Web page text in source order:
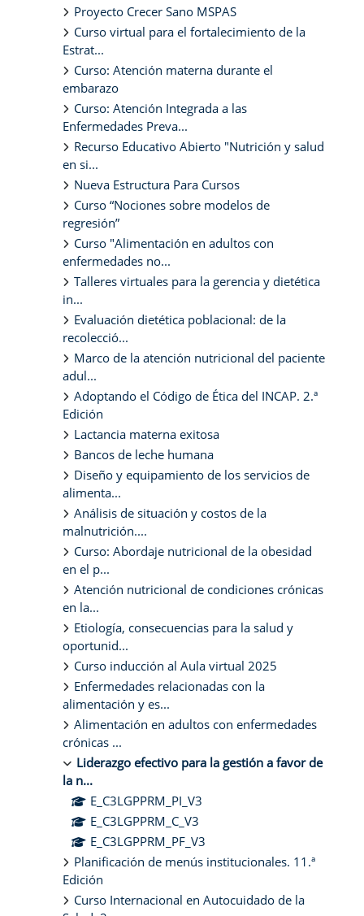
Proyecto Crecer Sano MSPAS
Curso virtual para el fortalecimiento de la
Estrat...
Curso: Atención materna durante el
embarazo
Curso: Atención Integrada a las
Enfermedades Preva...
Recurso Educativo Abierto "Nutrición y salud
en si...
Nueva Estructura Para Cursos
Curso “Nociones sobre modelos de
regresión”
Curso "Alimentación en adultos con
enfermedades no...
Talleres virtuales para la gerencia y dietética
in...
Evaluación dietética poblacional: de la
recolecció...
Marco de la atención nutricional del paciente
adul...
Adoptando el Código de Ética del INCAP. 2.ª
Edición
Lactancia materna exitosa
Bancos de leche humana
Diseño y equipamiento de los servicios de
alimenta...
Análisis de situación y costos de la
malnutrición....
Curso: Abordaje nutricional de la obesidad
en el p...
Atención nutricional de condiciones crónicas
en la...
Etiología, consecuencias para la salud y
oportunid...
Curso inducción al Aula virtual 2025
Enfermedades relacionadas con la
alimentación y es...
Alimentación en adultos con enfermedades
crónicas ...
Liderazgo efectivo para la gestión a favor de
la n...
E_C3LGPPRM_PI_V3
E_C3LGPPRM_C_V3
E_C3LGPPRM_PF_V3
Planificación de menús institucionales. 11.ª
Edición
Curso Internacional en Autocuidado de la